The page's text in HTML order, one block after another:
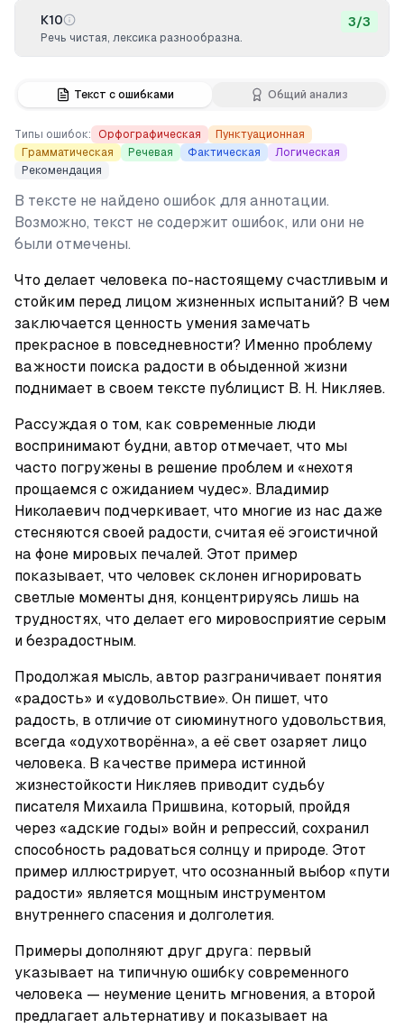
Текст с ошибками Общий анализ
Типы ошибок: Орфографическая
Пунктуационная
Грамматическая
Речевая Фактическая
Логическая
Рекомендация
В тексте не найдено ошибок для аннотации.
Возможно, текст не содержит ошибок, или они не
были отмечены.
Что делает человека по-настоящему счастливым и
стойким перед лицом жизненных испытаний? В чем
заключается ценность умения замечать
прекрасное в повседневности? Именно проблему
важности поиска радости в обыденной жизни
поднимает в своем тексте публицист В. Н. Никляев.
Рассуждая о том, как современные люди
воспринимают будни, автор отмечает, что мы
часто погружены в решение проблем и «нехотя
прощаемся с ожиданием чудес». Владимир
Николаевич подчеркивает, что многие из нас даже
стесняются своей радости, считая её эгоистичной
на фоне мировых печалей. Этот пример
показывает, что человек склонен игнорировать
светлые моменты дня, концентрируясь лишь на
трудностях, что делает его мировосприятие серым
и безрадостным.
Продолжая мысль, автор разграничивает понятия
«радость» и «удовольствие». Он пишет, что
радость, в отличие от сиюминутного удовольствия,
всегда «одухотворённа», а её свет озаряет лицо
человека. В качестве примера истинной
жизнестойкости Никляев приводит судьбу
писателя Михаила Пришвина, который, пройдя
через «адские годы» войн и репрессий, сохранил
способность радоваться солнцу и природе. Этот
пример иллюстрирует, что осознанный выбор «пути
радости» является мощным инструментом
внутреннего спасения и долголетия.
Примеры дополняют друг друга: первый
указывает на типичную ошибку современного
человека — неумение ценить мгновения, а второй
предлагает альтернативу и показывает на
К10
Речь чистая, лексика разнообразна.
3/3